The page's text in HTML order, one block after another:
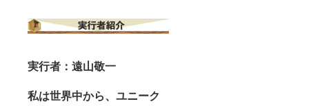
実行者：遠山敬一
私は世界中から、ユニーク